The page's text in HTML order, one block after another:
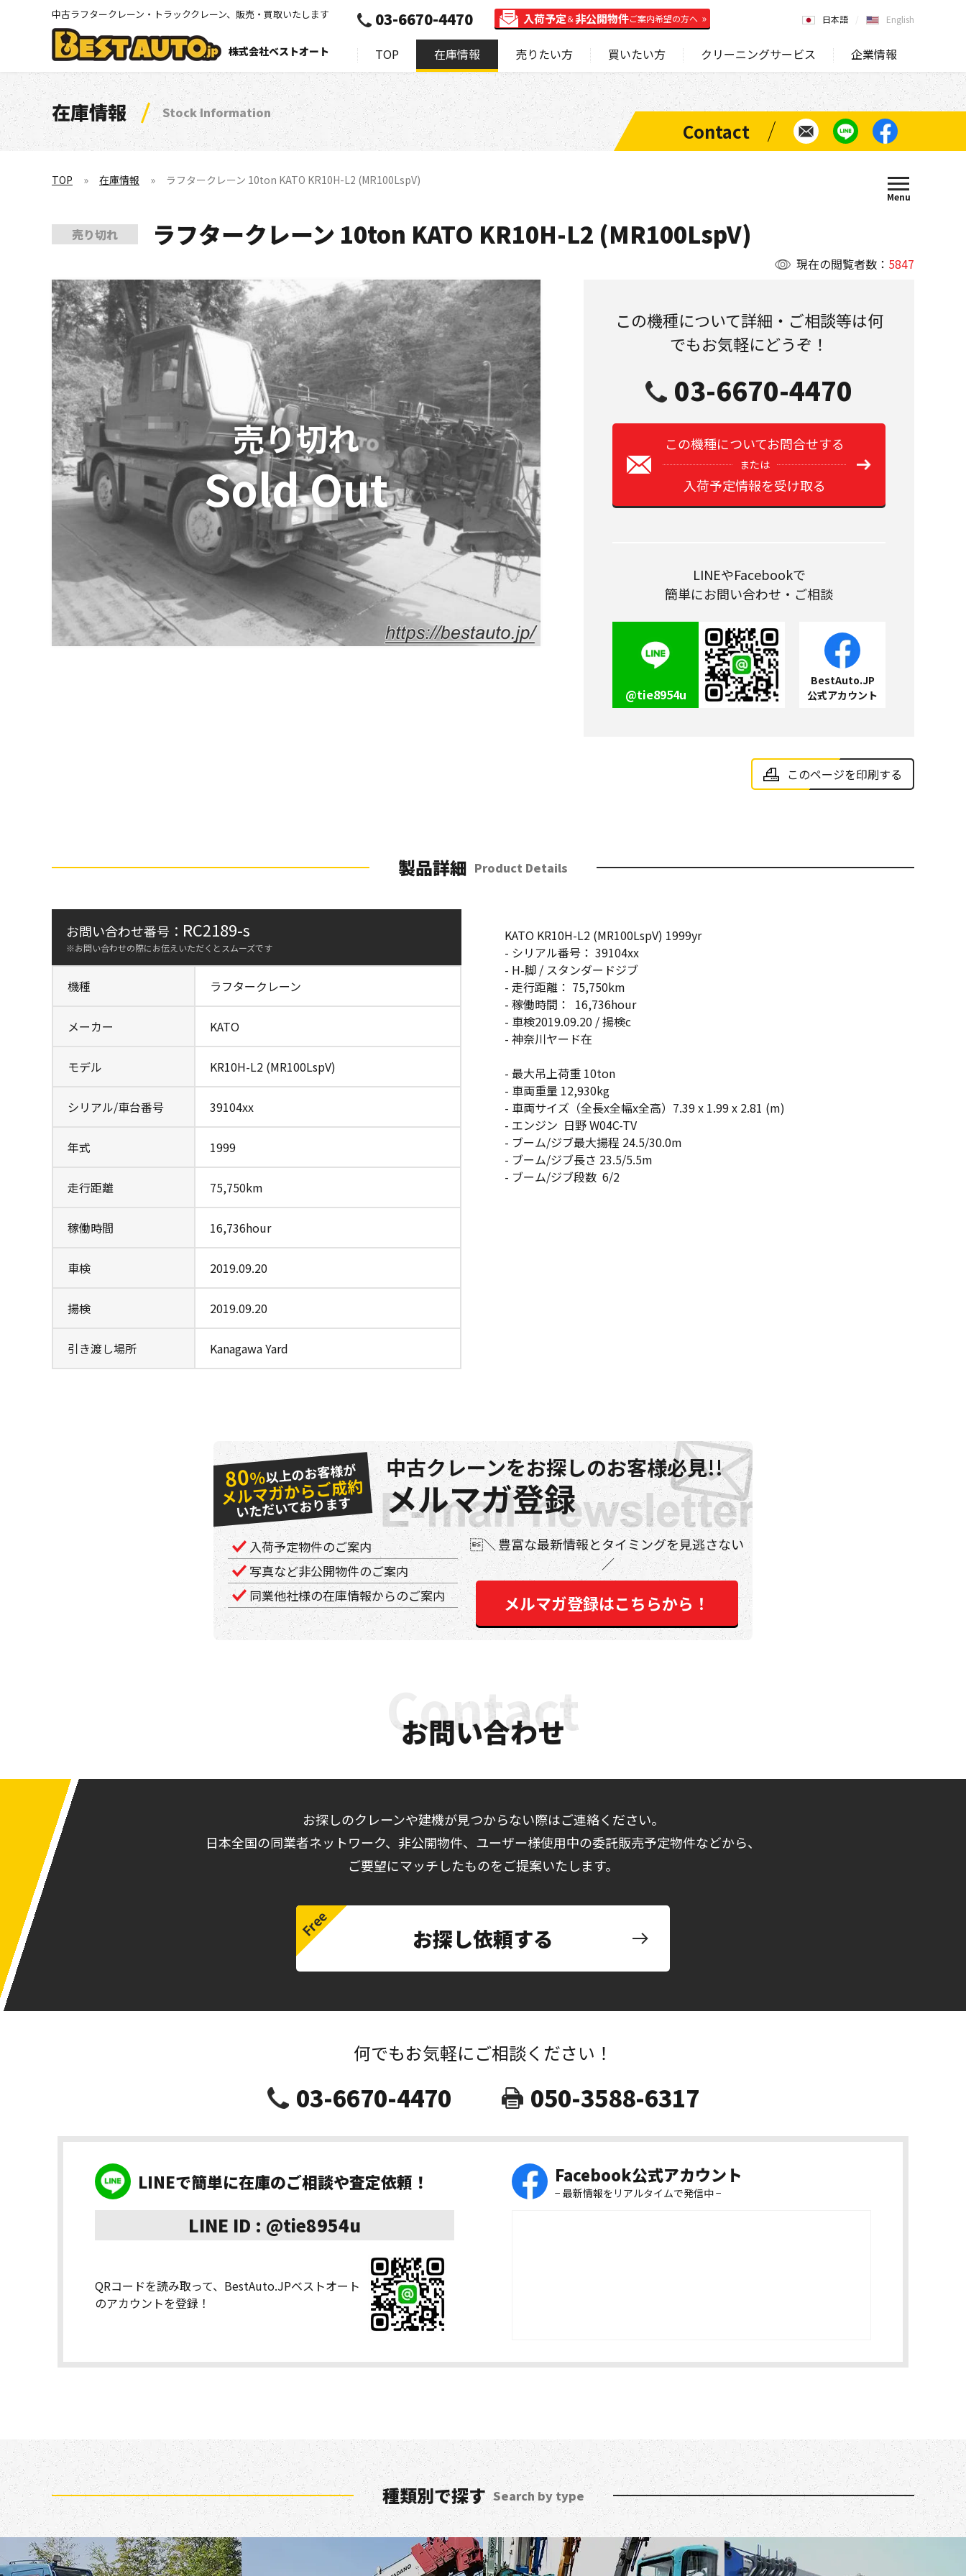
中古ラフタークレーン・トラッククレーン、販売・買取いたします
株式会社ベストオート TOP 在庫情報 売りたい方 買いたい方 クリーニングサービス 企業情報
03-6670-4470 入荷予定＆非公開物件ご案内希望の方へ 日本語 English
在庫情報 Stock Information
TOP 在庫情報 ラフタークレーン 10ton KATO KR10H-L2 (MR100LspV)
現在の閲覧者数： 5847
売り切れ ラフタークレーン 10ton KATO KR10H-L2 (MR100LspV)
この機種について詳細・ご相談等は何
でもお気軽にどうぞ！
03-6670-4470
この機種についてお問合せする
または
入荷予定情報を受け取る
LINEやFacebookで
簡単にお問い合わせ・ご相談
@tie8954u
BestAuto.JP
公式アカウント
このページを印刷する
製品詳細 Product Details
お問い合わせ番号： RC2189-s
※お問い合わせの際にお伝えいただくとスムーズです
機種 ラフタークレーン
メーカー KATO
モデル KR10H-L2 (MR100LspV)
シリアル/車台番号 39104xx
年式 1999
走行距離 75,750km
稼働時間 16,736hour
車検 2019.09.20
揚検 2019.09.20
引き渡し場所 Kanagawa Yard
KATO KR10H-L2 (MR100LspV) 1999yr
- シリアル番号： 39104xx
- H-脚 / スタンダードジブ
- 走行距離： 75,750km
- 稼働時間： 16,736hour
- 車検2019.09.20 / 揚検c
- 神奈川ヤード在
- 最大吊上荷重 10ton
- 車両重量 12,930kg
- 車両サイズ（全長x全幅x全高）7.39 x 1.99 x 2.81 (m)
- エンジン 日野 W04C-TV
- ブーム/ジブ最大揚程 24.5/30.0m
- ブーム/ジブ長さ 23.5/5.5m
- ブーム/ジブ段数 6/2
80％以上のお客様が
メルマガからご成約
いただいております
中古クレーンをお探しのお客様必見!!
メルマガ登録
入荷予定物件のご案内
写真など非公開物件のご案内
同業他社様の在庫情報からのご案内
豊富な最新情報とタイミングを見逃さない
メルマガ登録はこちらから！
お問い合わせ
お探しのクレーンや建機が見つからない際はご連絡ください。
日本全国の同業者ネットワーク、非公開物件、ユーザー様使用中の委託販売予定物件などから、
ご要望にマッチしたものをご提案いたします。
お探し依頼する
何でもお気軽にご相談ください！
03-6670-4470 050-3588-6317
LINEで簡単に在庫のご相談や査定依頼！
LINE ID : @tie8954u
QRコードを読み取って、BestAuto.JPベストオート
のアカウントを登録！
Facebook公式アカウント
− 最新情報をリアルタイムで発信中 −
種類別で探す Search by type